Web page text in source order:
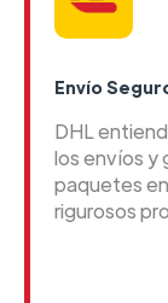
Envío
DHL
los envíos y
paquetes
rigurosos